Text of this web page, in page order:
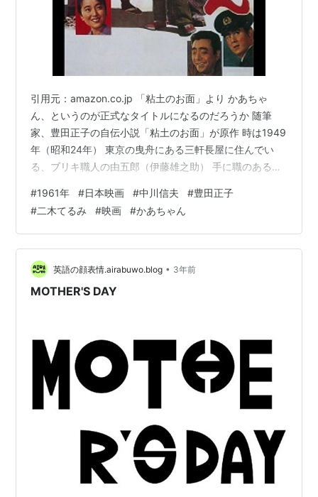
引用元：amazon.co.jp 「粘土のお面」より かあちゃ
ん、というのが正式なタイトルになるのだろうか 随筆
家、豊田正子の自伝小説「粘土のお面」が原作 時は1949
年（昭和24年） 東京の曳舟にある三軒長屋に住んでい
る、ブリキ職人の由五郎（伊藤雄之助） 手に職のある真
以上も家でゴロゴロ 家賃もずっと滞納している上に、
方々に借金しているせいで、年の瀬というのに、新年を
迎える準備もできないでいた 困り果てた妻のお雪（望月
優子）は、娘の正子（二木てるみ）に「父親が怪我をし
てしまい、年を越す金も無く困っている」という嘘の手
紙を書かせ、得意先の邸宅に…
#1961年 #日本映画 #中川信夫 #豊田正子
#二木てるみ #映画 #かあちゃん
英語の顔表情.airabuwo.blog • 3年前
MOTHER'S DAY